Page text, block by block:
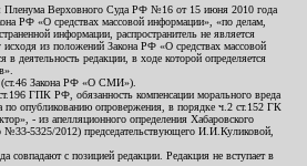
Пленума Верховного Суда РФ №16 от 15 июня 2010 года
РФ «О средствах массовой информации», «по делам,
информации, распространитель не является
из положений Закона РФ «О средствах массовой
деятельность редакции, в ходе которой определяется
(ст.46 Закона РФ «О СМИ»).
ГПК РФ, обязанность компенсации морального вреда
по опубликованию опровержения, в порядке ч.2 ст.152 ГК
- из апелляционного определения Хабаровского
№33-5325/2012) председательствующего И.И.Куликовой,
совпадают с позицией редакции. Редакция не вступает в